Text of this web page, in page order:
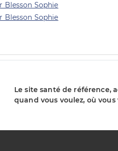
Blesson Sophie
Blesson Sophie
Le site santé de référence,
quand vous voulez, où vous